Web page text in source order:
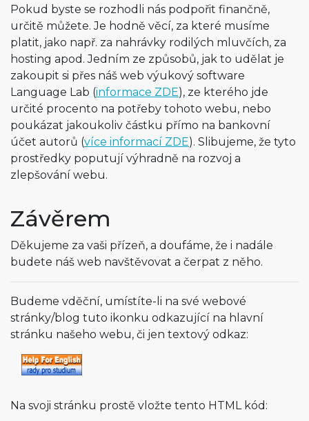
Pokud byste se rozhodli nás podpořit finančně,
určitě můžete. Je hodně věcí, za které musíme
platit, jako např. za nahrávky rodilých mluvčích, za
hosting apod. Jedním ze způsobů, jak to udělat je
zakoupit si přes náš web výukový software
Language Lab (informace ZDE), ze kterého jde
určité procento na potřeby tohoto webu, nebo
poukázat jakoukoliv částku přímo na bankovní
účet autorů (více informací ZDE). Slibujeme, že tyto
prostředky poputují výhradně na rozvoj a
zlepšování webu.
Závěrem
Děkujeme za vaši přízeň, a doufáme, že i nadále
budete náš web navštěvovat a čerpat z něho.
Budeme vděční, umístíte-li na své webové
stránky/blog tuto ikonku odkazující na hlavní
stránku našeho webu, či jen textový odkaz:
Na svoji stránku prostě vložte tento HTML kód: